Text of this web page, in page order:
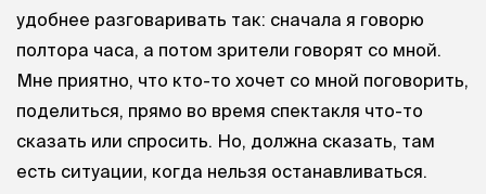
удобнее разговаривать так: сначала я говорю
полтора часа, а потом зрители говорят со мной.
Мне приятно, что кто-то хочет со мной поговорить,
поделиться, прямо во время спектакля что-то
сказать или спросить. Но, должна сказать, там
есть ситуации, когда нельзя останавливаться.